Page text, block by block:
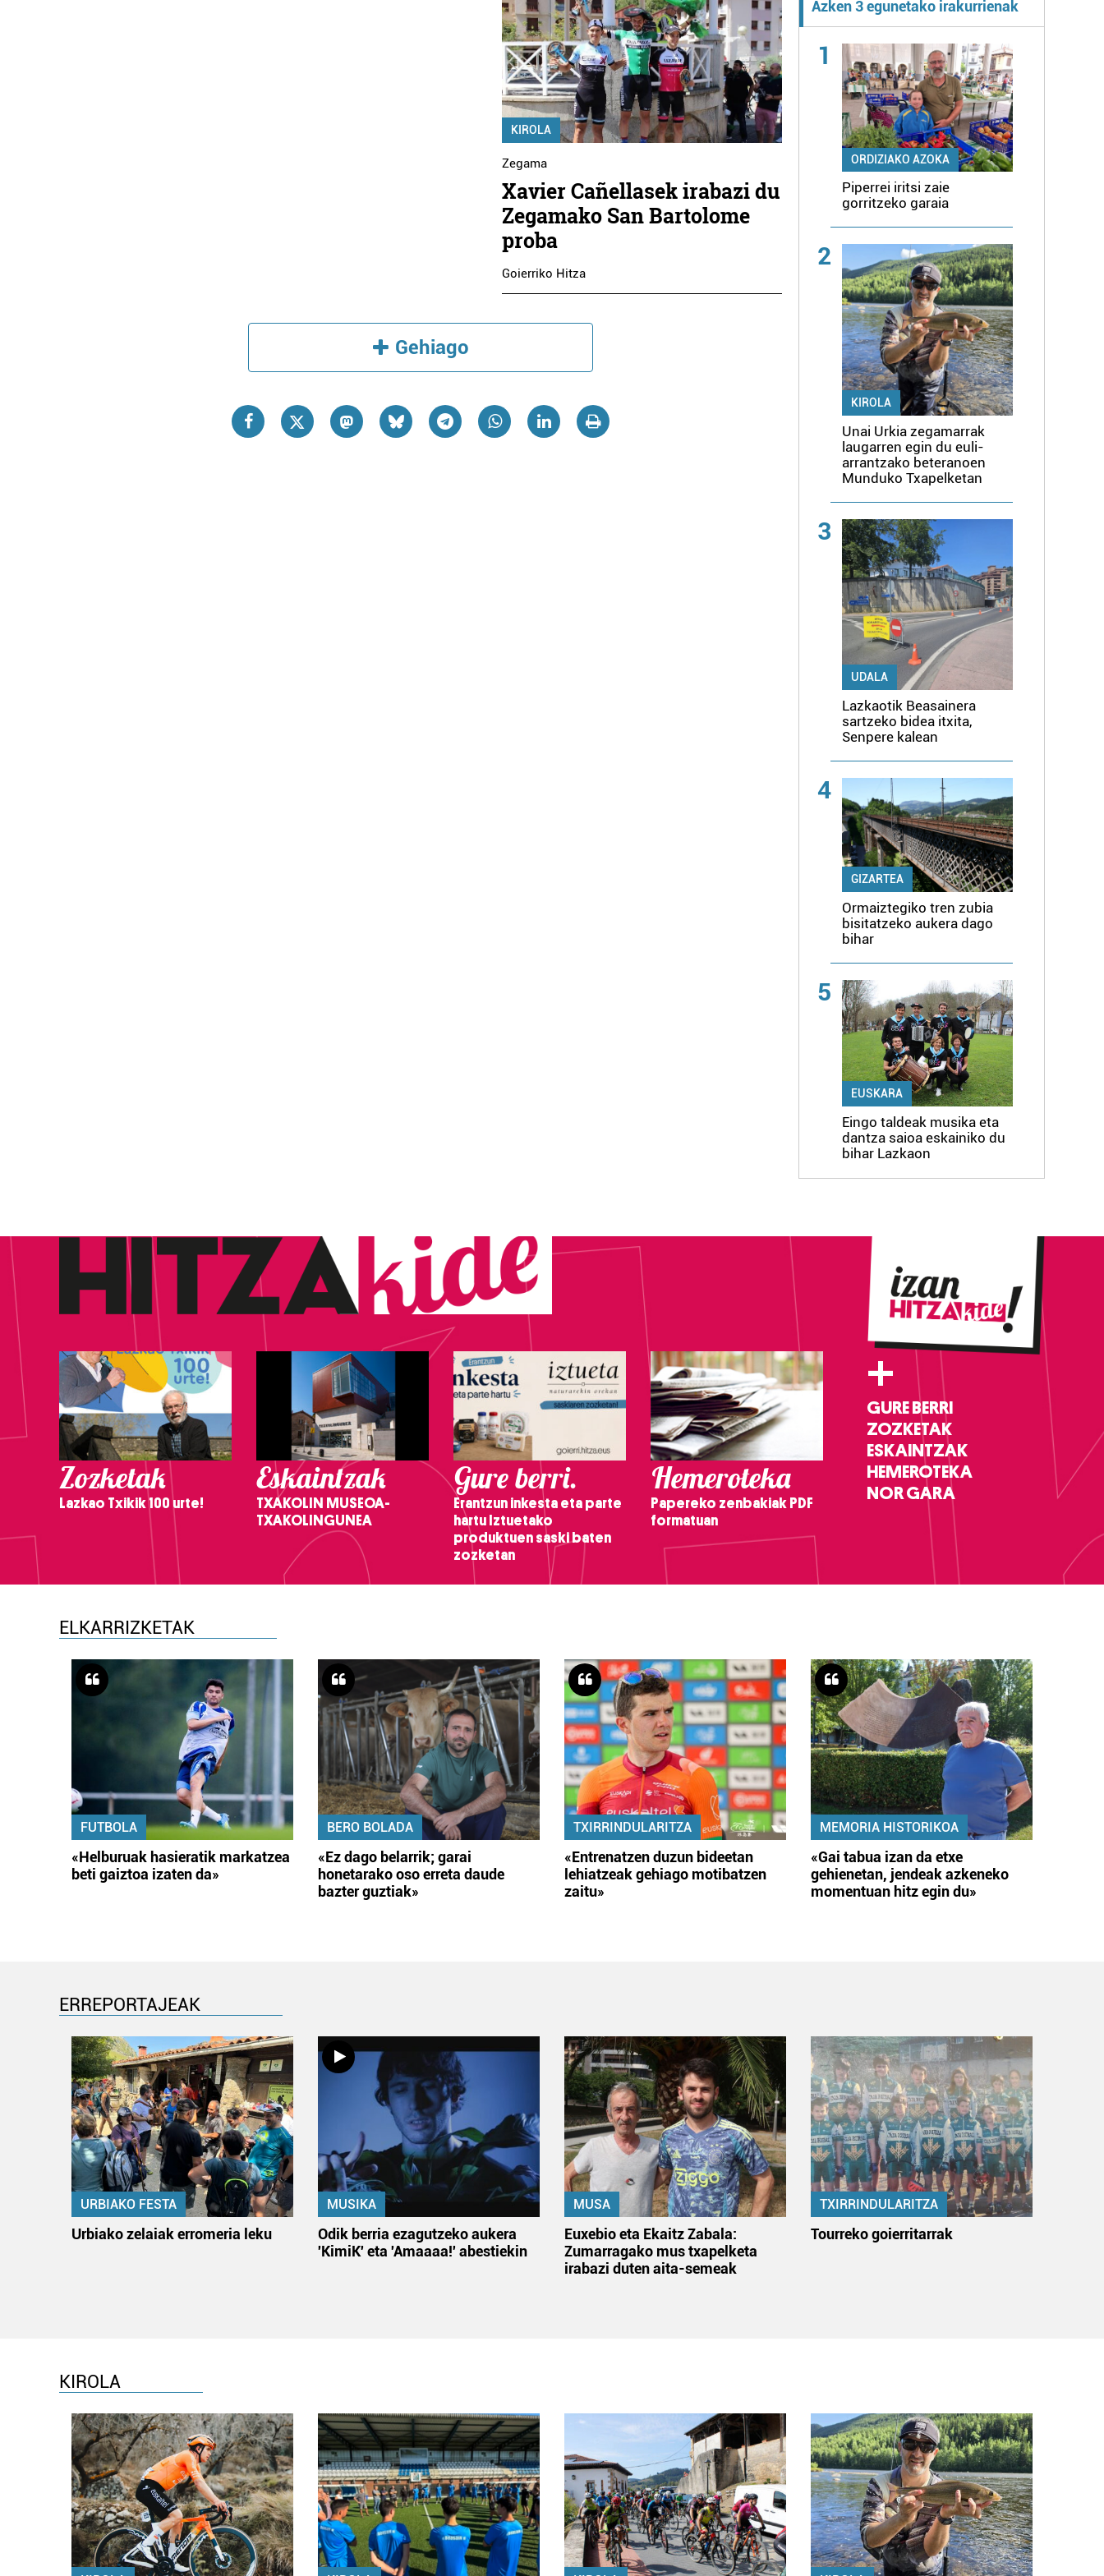
KIROLA
Zegama
Xavier Cañellasek irabazi du
Zegamako San Bartolome
proba
Goierriko Hitza
Gehiago
Azken 3 egunetako irakurrienak
1
ORDIZIAKO AZOKA
Piperrei iritsi zaie
gorritzeko garaia
2
KIROLA
Unai Urkia zegamarrak
laugarren egin du euli-
arrantzako beteranoen
Munduko Txapelketan
3
UDALA
Lazkaotik Beasainera
sartzeko bidea itxita,
Senpere kalean
4
GIZARTEA
Ormaiztegiko tren zubia
bisitatzeko aukera dago
bihar
5
EUSKARA
Eingo taldeak musika eta
dantza saioa eskainiko du
bihar Lazkaon
Zozketak
Lazkao Txikik 100 urte!
Eskaintzak
TXAKOLIN MUSEOA-
TXAKOLINGUNEA
Gure berri.
Erantzun inkesta eta parte
hartu Iztuetako
produktuen saski baten
zozketan
Hemeroteka
Papereko zenbakiak PDF
formatuan
+
GURE BERRI
ZOZKETAK
ESKAINTZAK
HEMEROTEKA
NOR GARA
ELKARRIZKETAK
FUTBOLA
«Helburuak hasieratik markatzea
beti gaiztoa izaten da»
BERO BOLADA
«Ez dago belarrik; garai
honetarako oso erreta daude
bazter guztiak»
TXIRRINDULARITZA
«Entrenatzen duzun bideetan
lehiatzeak gehiago motibatzen
zaitu»
MEMORIA HISTORIKOA
«Gai tabua izan da etxe
gehienetan, jendeak azkeneko
momentuan hitz egin du»
ERREPORTAJEAK
URBIAKO FESTA
Urbiako zelaiak erromeria leku
MUSIKA
Odik berria ezagutzeko aukera
'KimiK' eta 'Amaaaa!' abestiekin
MUSA
Euxebio eta Ekaitz Zabala:
Zumarragako mus txapelketa
irabazi duten aita-semeak
TXIRRINDULARITZA
Tourreko goierritarrak
KIROLA